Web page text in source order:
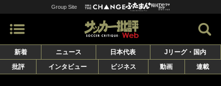
Group Site
新着 ニュース 日本代表
Jリーグ・国内
批評
インタビュー ビジネス 動画 連載